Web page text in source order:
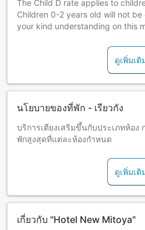
The Child D rate applies to
Children 0-2 years old will not
your kind understanding on this
ดูเพิ่มเติ
นโยบายของที่พัก - เรียวกัง
บริการเตียงเสริมขึ้นกับประเภทห้อ
พักสูงสุดที่แต่ละห้องกำหนด
ดูเพิ่มเติ
เกี่ยวกับ "Hotel New Mitoya"